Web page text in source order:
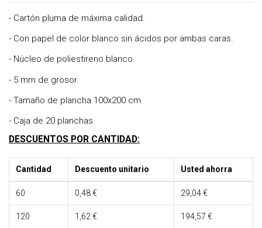
- Cartón pluma de máxima calidad.
- Con papel de color blanco sin ácidos por ambas caras.
- Núcleo de poliestireno blanco.
- 5 mm de grosor.
- Tamaño de plancha 100x200 cm.
- Caja de 20 planchas.
DESCUENTOS POR CANTIDAD:
Cantidad Descuento unitario Usted ahorra
60 0,48 € 29,04 €
120 1,62 € 194,57 €